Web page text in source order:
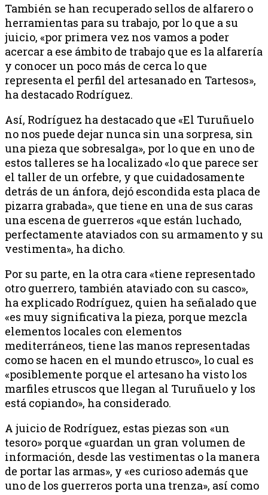
También se han recuperado sellos de alfarero o
herramientas para su trabajo, por lo que a su
juicio, «por primera vez nos vamos a poder
acercar a ese ámbito de trabajo que es la alfarería
y conocer un poco más de cerca lo que
representa el perfil del artesanado en Tartesos»,
ha destacado Rodríguez.
Así, Rodríguez ha destacado que «El Turuñuelo
no nos puede dejar nunca sin una sorpresa, sin
una pieza que sobresalga», por lo que en uno de
estos talleres se ha localizado «lo que parece ser
el taller de un orfebre, y que cuidadosamente
detrás de un ánfora, dejó escondida esta placa de
pizarra grabada», que tiene en una de sus caras
una escena de guerreros «que están luchado,
perfectamente ataviados con su armamento y su
vestimenta», ha dicho.
Por su parte, en la otra cara «tiene representado
otro guerrero, también ataviado con su casco»,
ha explicado Rodríguez, quien ha señalado que
«es muy significativa la pieza, porque mezcla
elementos locales con elementos
mediterráneos, tiene las manos representadas
como se hacen en el mundo etrusco», lo cual es
«posiblemente porque el artesano ha visto los
marfiles etruscos que llegan al Turuñuelo y los
está copiando», ha considerado.
A juicio de Rodríguez, estas piezas son «un
tesoro» porque «guardan un gran volumen de
información, desde las vestimentas o la manera
de portar las armas», y «es curioso además que
uno de los guerreros porta una trenza», así como